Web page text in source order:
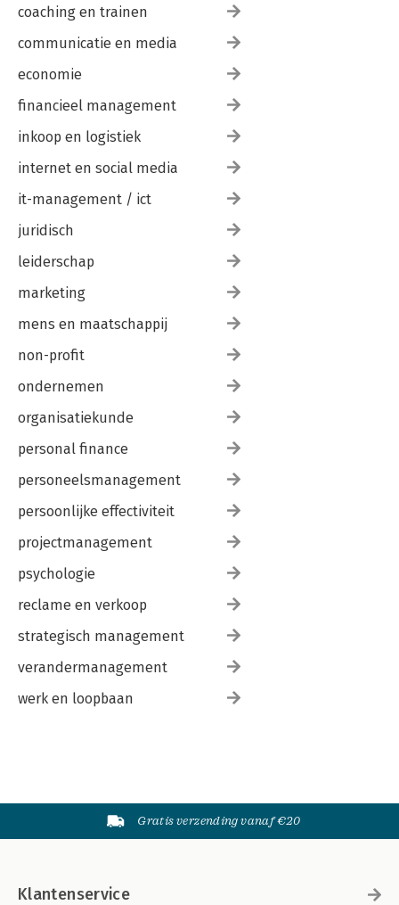
coaching en trainen
communicatie en media
economie
financieel management
inkoop en logistiek
internet en social media
it-management / ict
juridisch
leiderschap
marketing
mens en maatschappij
non-profit
ondernemen
organisatiekunde
personal finance
personeelsmanagement
persoonlijke effectiviteit
projectmanagement
psychologie
reclame en verkoop
strategisch management
verandermanagement
werk en loopbaan
Gratis verzending vanaf €20
Klantenservice